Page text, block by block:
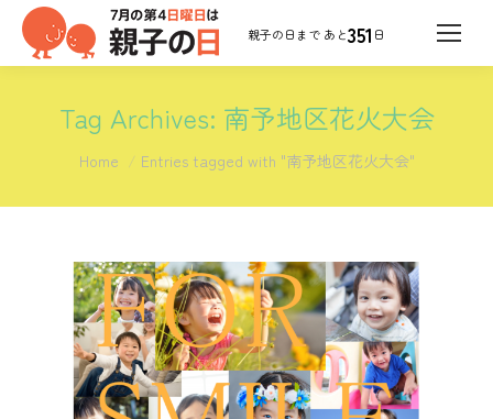
351 日
Tag Archives: 南予地区花火大会
You are here:
Home Entries tagged with "南予地区花火大会"